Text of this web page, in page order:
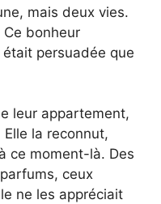
mais deux vies.
bonheur
persuadée que
leur appartement,
la reconnut,
ce moment-là. Des
ceux
ne les appréciait